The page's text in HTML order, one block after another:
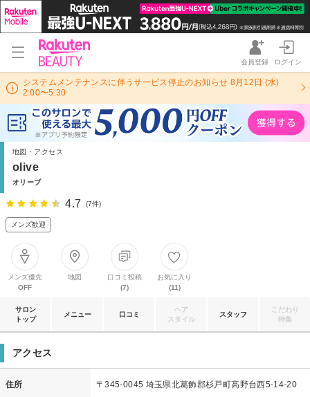
会員登録 ログイン
システムメンテナンスに伴うサービス停止のお知らせ 8月12日 (水)
2:00〜5:30
地図・アクセス
olive
オリーブ
4.7 (7件)
メンズ歓迎
メンズ優先
OFF
地図
口コミ投稿
(7)
お気に入り
(11)
サロン
トップ
メニュー 口コミ
ヘア
スタイル
スタッフ
こだわり
特集
アクセス
住所 〒345-0045 埼玉県北葛飾郡杉戸町高野台西5-14-20